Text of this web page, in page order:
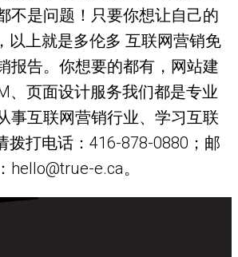
不是问题！只要你想让自己的
以上就是多伦多 互联网营销免
报告。你想要的都有，网站建
、页面设计服务我们都是专业
事互联网营销行业、学习互联
拨打电话：416-878-0880；邮
hello@true-e.ca。